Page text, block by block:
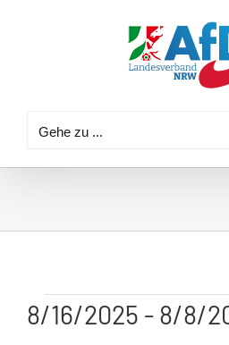
Gehe zu ...
Veranstaltungen
8/16/2025 - 8/8/